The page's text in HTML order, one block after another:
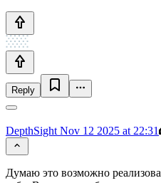
Reply
DepthSight Nov 12 2025 at 22:31
Думаю это возможно